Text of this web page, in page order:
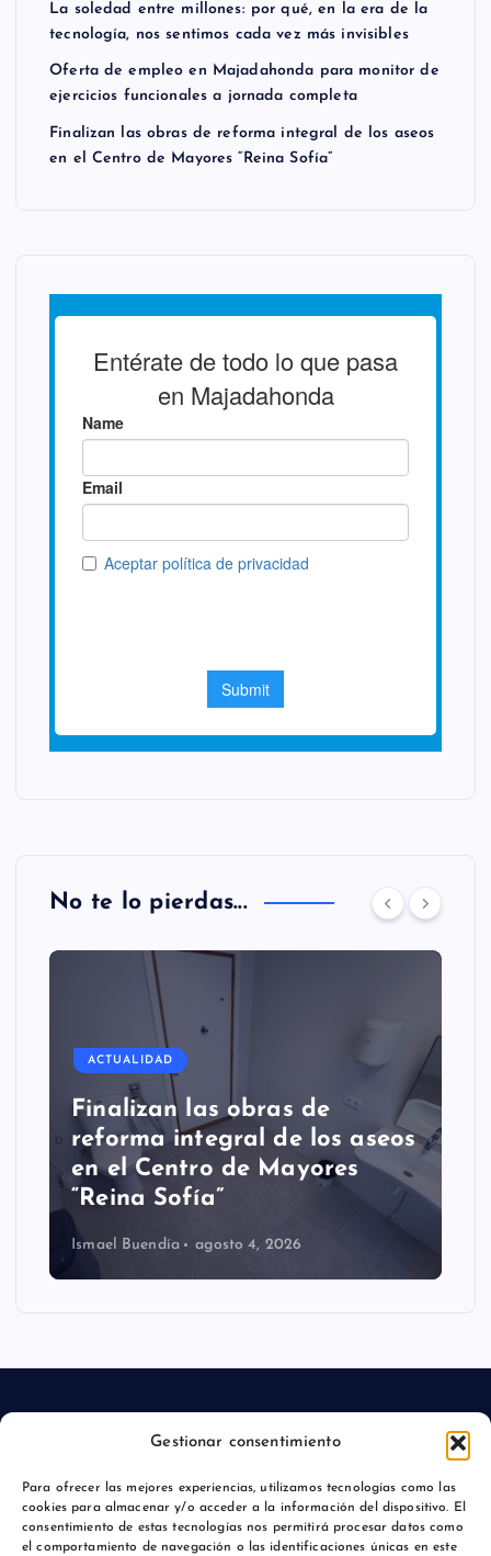
Gestionar consentimiento
Para ofrecer las mejores experiencias, utilizamos tecnologías como las
cookies para almacenar y/o acceder a la información del dispositivo. El
consentimiento de estas tecnologías nos permitirá procesar datos como
el comportamiento de navegación o las identificaciones únicas en este
La soledad entre millones: por qué, en la era de la
tecnología, nos sentimos cada vez más invisibles
Oferta de empleo en Majadahonda para monitor de
ejercicios funcionales a jornada completa
Finalizan las obras de reforma integral de los aseos
en el Centro de Mayores “Reina Sofía”
No te lo pierdas...
ACTUALIDAD
Finalizan las obras de
reforma integral de los aseos
en el Centro de Mayores
“Reina Sofía”
Ismael Buendía agosto 4, 2026
Política de privacidad